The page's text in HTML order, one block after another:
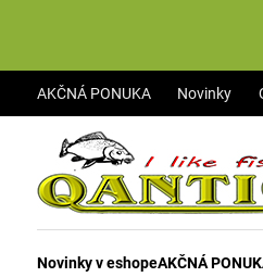
AKČNÁ PONUKA Novinky
Novinky v eshopeAKČNÁ